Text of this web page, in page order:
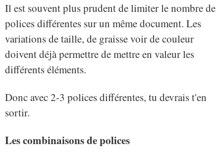
Il est souvent plus prudent de limiter le nombre de
polices différentes sur un même document. Les
variations de taille, de graisse voir de couleur
doivent déjà permettre de mettre en valeur les
différents éléments.
Donc avec 2-3 polices différentes, tu devrais t'en
sortir.
Les combinaisons de polices